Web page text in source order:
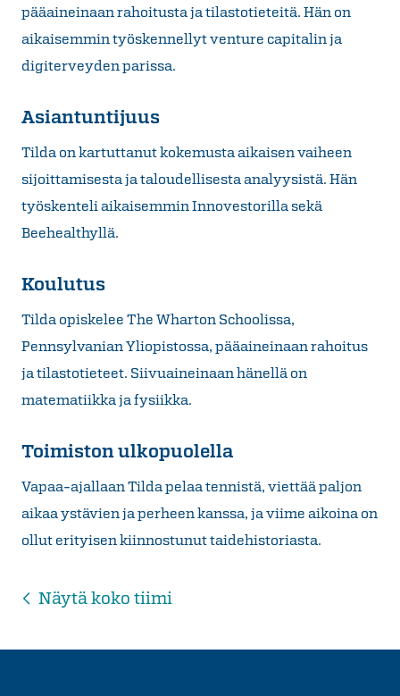
pääaineinaan rahoitusta ja tilastotieteitä. Hän on
aikaisemmin työskennellyt venture capitalin ja
digiterveyden parissa.
Asiantuntijuus
Tilda on kartuttanut kokemusta aikaisen vaiheen
sijoittamisesta ja taloudellisesta analyysistä. Hän
työskenteli aikaisemmin Innovestorilla sekä
Beehealthyllä.
Koulutus
Tilda opiskelee The Wharton Schoolissa,
Pennsylvanian Yliopistossa, pääaineinaan rahoitus
ja tilastotieteet. Siivuaineinaan hänellä on
matematiikka ja fysiikka.
Toimiston ulkopuolella
Vapaa-ajallaan Tilda pelaa tennistä, viettää paljon
aikaa ystävien ja perheen kanssa, ja viime aikoina on
ollut erityisen kiinnostunut taidehistoriasta.
Näytä koko tiimi